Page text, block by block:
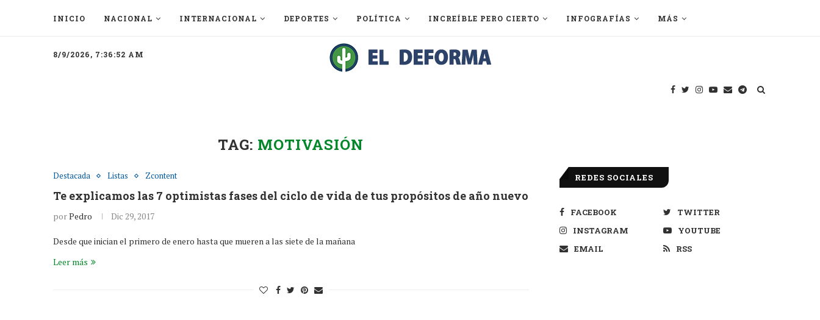
INICIO NACIONAL INTERNACIONAL DEPORTES POLÍTICA INCREÍBLE PERO CIERTO INFOGRAFÍAS MÁS
8/9/2026, 7:36:52 AM
TAG: MOTIVASIÓN
Destacada Listas Zcontent
Te explicamos las 7 optimistas fases del ciclo de vida de tus propósitos de año nuevo
porPedro Dic 29, 2017
Desde que inician el primero de enero hasta que mueren a las siete de la mañana
Leer más
REDES SOCIALES
FACEBOOK
TWITTER
INSTAGRAM
YOUTUBE
EMAIL
RSS